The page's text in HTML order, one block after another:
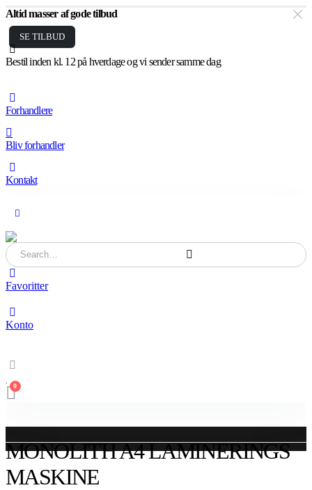
Altid masser af gode tilbud
SE TILBUD
Bestil inden kl. 12 på hverdage og vi sender samme dag
Forhandlere
Bliv forhandler
Kontakt
Favoritter
Konto
0
MONOLITH A4 LAMINERINGS
MASKINE